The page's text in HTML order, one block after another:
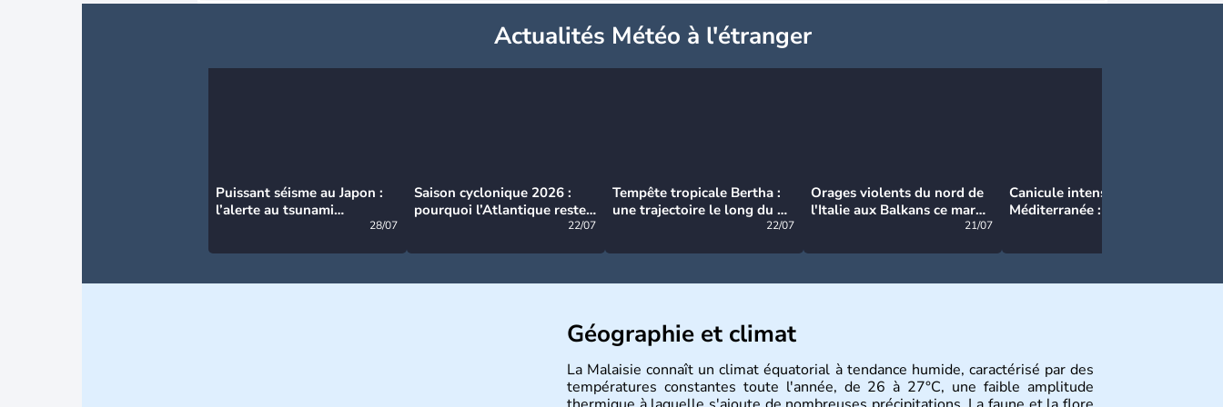
Actualités Météo à l'étranger
Puissant séisme au Japon :
l’alerte au tsunami
28/07
Saison cyclonique 2026 :
pourquoi l’Atlantique reste
22/07
Tempête tropicale Bertha :
une trajectoire le long du du
22/07
Orages violents du nord de
l'Italie aux Balkans ce mardi
21/07
Canicule intense en
Méditerranée : près de 50°C
Géographie et climat
La Malaisie connaît un climat équatorial à tendance humide, caractérisé par des
températures constantes toute l'année, de 26 à 27°C, une faible amplitude